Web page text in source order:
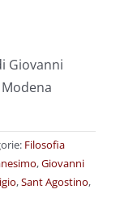
Giovanni
Filosofia
,Giovanni
,Sant Agostino,